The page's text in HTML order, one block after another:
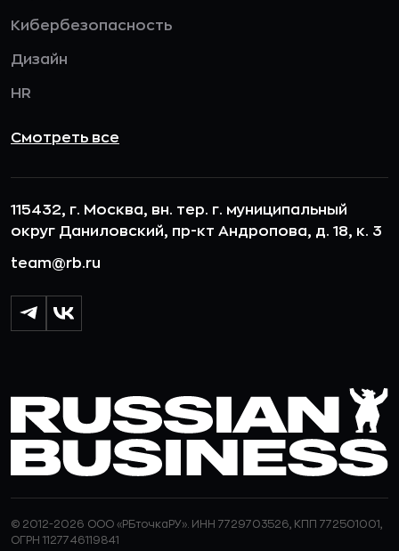
Кибербезопасность
Дизайн
HR
Смотреть все
115432, г. Москва, вн. тер. г. муниципальный
округ Даниловский, пр-кт Андропова, д. 18, к. 3
team@rb.ru
© 2012-2026 ООО «РБточкаРУ». ИНН 7729703526, КПП 772501001,
ОГРН 1127746119841